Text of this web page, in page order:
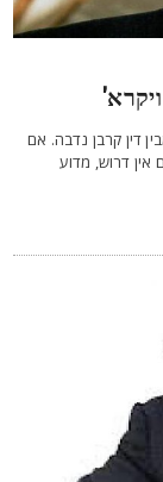
קרבן נדבה. אם
דרוש, מדוע